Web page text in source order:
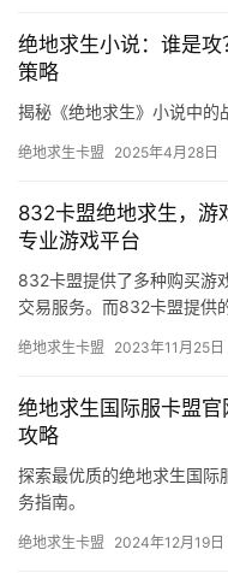
绝地求生小说：谁是
策略
揭秘《绝地求生》小说中的
绝地求生卡盟 2025年4月28日
832卡盟绝地求生，游
专业游戏平台
832卡盟提供了多种购买游
交易服务。而832卡盟提供
绝地求生卡盟 2023年11月25日
绝地求生国际服卡盟
攻略
探索最优质的绝地求生国际
务指南。
绝地求生卡盟 2024年12月19日